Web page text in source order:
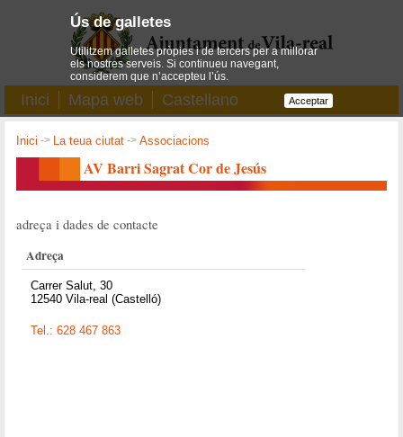
Inici Mapa web Castellano
Inici -> La teua ciutat ->Associacions
AV Barri Sagrat Cor de Jesús
adreça i dades de contacte
Adreça
Carrer Salut, 30
12540 Vila-real (Castelló)
Tel.: 628 467 863
Ús de galletes
Utilitzem galletes pròpies i de tercers per a millorar
els nostres serveis. Si continueu navegant,
considerem que n’accepteu l’ús.
Acceptar